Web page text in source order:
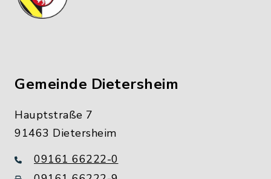
Gemeinde Dietersheim
Hauptstraße 7
91463 Dietersheim
09161 66222-0